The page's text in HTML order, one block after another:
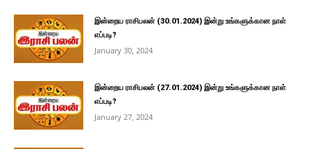
இன்றைய ராசிபலன் (30.01.2024) இன்று உங்களுக்கான நாள்
எப்படி?
January 30, 2024
இன்றைய ராசிபலன் (27.01.2024) இன்று உங்களுக்கான நாள்
எப்படி?
January 27, 2024